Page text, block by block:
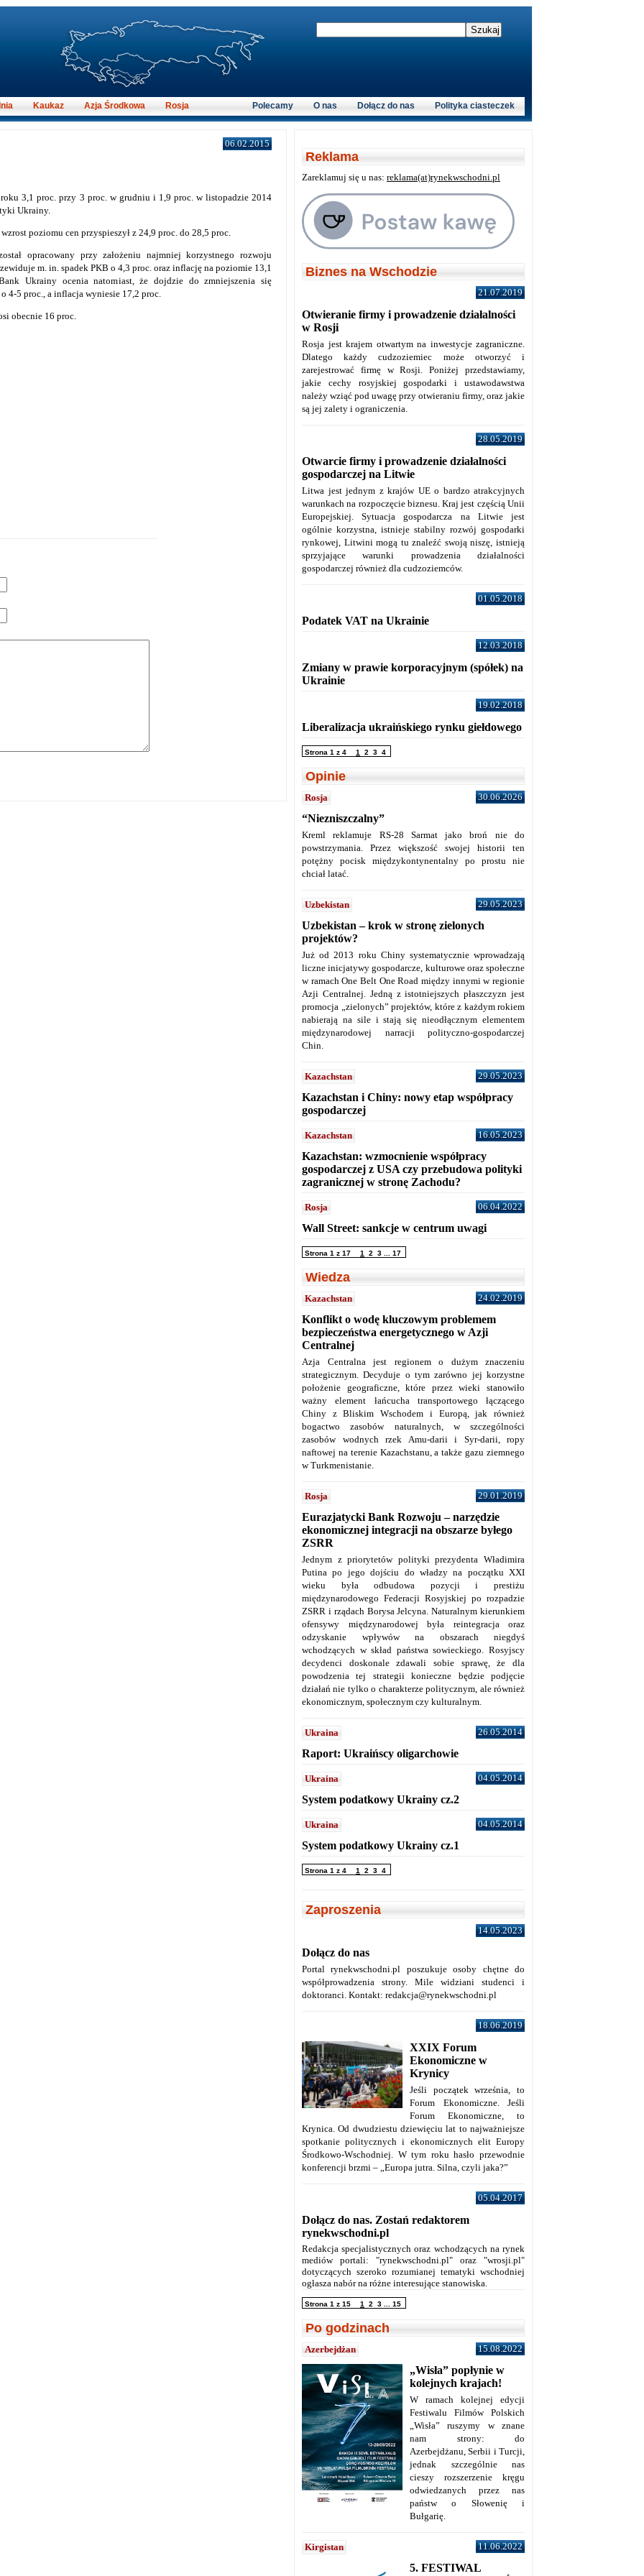
06.02.2015
3,1 proc. przy 3 proc. w grudniu i 1,9 proc. w listopadzie 2014
Ukrainy.
poziomu cen przyspieszył z 24,9 proc. do 28,5 proc.
opracowany przy założeniu najmniej korzystnego rozwoju
m. in. spadek PKB o 4,3 proc. oraz inflację na poziomie 13,1
Ukrainy ocenia natomiast, że dojdzie do zmniejszenia się
4-5 proc., a inflacja wyniesie 17,2 proc.
obecnie 16 proc.
Kaukaz Azja Środkowa Rosja Polityka ciasteczek
Dołącz do nas
O nas
Polecamy
Reklama
Zareklamuj się u nas: reklama(at)rynekwschodni.pl
Biznes na Wschodzie
21.07.2019
Otwieranie firmy i prowadzenie działalności
w Rosji
Rosja jest krajem otwartym na inwestycje zagraniczne.
Dlatego każdy cudzoziemiec może otworzyć i
zarejestrować firmę w Rosji. Poniżej przedstawiamy,
jakie cechy rosyjskiej gospodarki i ustawodawstwa
należy wziąć pod uwagę przy otwieraniu firmy, oraz jakie
są jej zalety i ograniczenia.
28.05.2019
Otwarcie firmy i prowadzenie działalności
gospodarczej na Litwie
Litwa jest jednym z krajów UE o bardzo atrakcyjnych
warunkach na rozpoczęcie biznesu. Kraj jest częścią Unii
Europejskiej. Sytuacja gospodarcza na Litwie jest
ogólnie korzystna, istnieje stabilny rozwój gospodarki
rynkowej, Litwini mogą tu znaleźć swoją niszę, istnieją
sprzyjające warunki prowadzenia działalności
gospodarczej również dla cudzoziemców.
01.05.2018
Podatek VAT na Ukrainie
12.03.2018
Zmiany w prawie korporacyjnym (spółek) na
Ukrainie
19.02.2018
Liberalizacja ukraińskiego rynku giełdowego
Strona 1 z 4 1 2 3 4
Opinie
Rosja 30.06.2026
“Niezniszczalny”
Kreml reklamuje RS-28 Sarmat jako broń nie do
powstrzymania. Przez większość swojej historii ten
potężny pocisk międzykontynentalny po prostu nie
chciał latać.
Uzbekistan 29.05.2023
Uzbekistan – krok w stronę zielonych
projektów?
Już od 2013 roku Chiny systematycznie wprowadzają
liczne inicjatywy gospodarcze, kulturowe oraz społeczne
w ramach One Belt One Road między innymi w regionie
Azji Centralnej. Jedną z istotniejszych płaszczyzn jest
promocja „zielonych” projektów, które z każdym rokiem
nabierają na sile i stają się nieodłącznym elementem
międzynarodowej narracji polityczno-gospodarczej
Chin.
Kazachstan 29.05.2023
Kazachstan i Chiny: nowy etap współpracy
gospodarczej
Kazachstan 16.05.2023
Kazachstan: wzmocnienie współpracy
gospodarczej z USA czy przebudowa polityki
zagranicznej w stronę Zachodu?
Rosja 06.04.2022
Wall Street: sankcje w centrum uwagi
Strona 1 z 17 1 2 3 17
Wiedza
Kazachstan 24.02.2019
Konflikt o wodę kluczowym problemem
bezpieczeństwa energetycznego w Azji
Centralnej
Azja Centralna jest regionem o dużym znaczeniu
strategicznym. Decyduje o tym zarówno jej korzystne
położenie geograficzne, które przez wieki stanowiło
ważny element łańcucha transportowego łączącego
Chiny z Bliskim Wschodem i Europą, jak również
bogactwo zasobów naturalnych, w szczególności
zasobów wodnych rzek Amu-darii i Syr-darii, ropy
naftowej na terenie Kazachstanu, a także gazu ziemnego
w Turkmenistanie.
Rosja 29.01.2019
Eurazjatycki Bank Rozwoju – narzędzie
ekonomicznej integracji na obszarze byłego
ZSRR
Jednym z priorytetów polityki prezydenta Władimira
Putina po jego dojściu do władzy na początku XXI
wieku była odbudowa pozycji i prestiżu
międzynarodowego Federacji Rosyjskiej po rozpadzie
ZSRR i rządach Borysa Jelcyna. Naturalnym kierunkiem
ofensywy międzynarodowej była reintegracja oraz
odzyskanie wpływów na obszarach niegdyś
wchodzących w skład państwa sowieckiego. Rosyjscy
decydenci doskonale zdawali sobie sprawę, że dla
powodzenia tej strategii konieczne będzie podjęcie
działań nie tylko o charakterze politycznym, ale również
ekonomicznym, społecznym czy kulturalnym.
Ukraina 26.05.2014
Raport: Ukraińscy oligarchowie
Ukraina 04.05.2014
System podatkowy Ukrainy cz.2
Ukraina 04.05.2014
System podatkowy Ukrainy cz.1
Strona 1 z 4 1 2 3 4
Zaproszenia
14.05.2023
Dołącz do nas
Portal rynekwschodni.pl poszukuje osoby chętne do
współprowadzenia strony. Mile widziani studenci i
doktoranci. Kontakt: redakcja@rynekwschodni.pl
18.06.2019
XXIX Forum
Ekonomiczne w
Krynicy
Jeśli początek września, to
Forum Ekonomiczne. Jeśli
Forum Ekonomiczne, to
Krynica. Od dwudziestu dziewięciu lat to najważniejsze
spotkanie politycznych i ekonomicznych elit Europy
Środkowo-Wschodniej. W tym roku hasło przewodnie
konferencji brzmi – „Europa jutra. Silna, czyli jaka?”
05.04.2017
Dołącz do nas. Zostań redaktorem
rynekwschodni.pl
Redakcja specjalistycznych oraz wchodzących na rynek
mediów portali: "rynekwschodni.pl" oraz "wrosji.pl"
dotyczących szeroko rozumianej tematyki wschodniej
ogłasza nabór na różne interesujące stanowiska.
Strona 1 z 15 1 2 3 15
Po godzinach
Azerbejdżan 15.08.2022
„Wisła” popłynie w
kolejnych krajach!
W ramach kolejnej edycji
Festiwalu Filmów Polskich
„Wisła” ruszymy w znane
nam strony: do
Azerbejdżanu, Serbii i Turcji,
jednak szczególnie nas
cieszy rozszerzenie kręgu
odwiedzanych przez nas
państw o Słowenię i
Bułgarię.
Kirgistan 11.06.2022
5. FESTIWAL